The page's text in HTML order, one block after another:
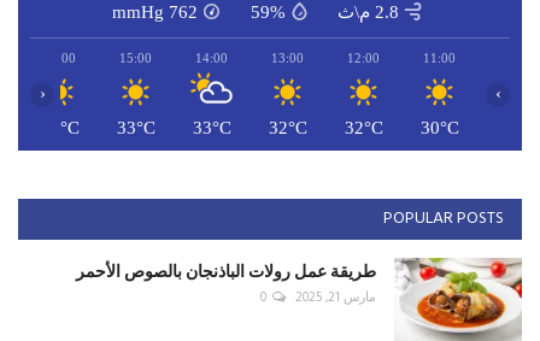
2.8 م\ث 59%
762
mmHg
11:00
30°C
12:00
32°C
13:00
32°C
14:00
33°C
15:00
33°C
16:00
33°C
‹ ›
POPULAR POSTS
طريقة عمل رولات الباذنجان بالصوص الأحمر
مارس 21, 2025 0